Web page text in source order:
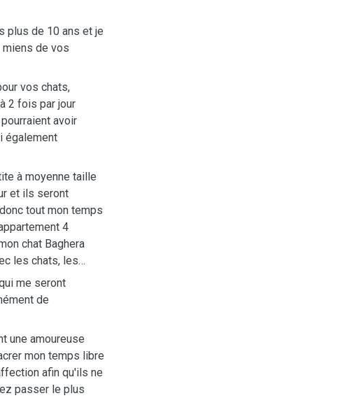
plus de 10 ans et je
miens de vos
vos chats,
2 fois par jour
avoir
également
à moyenne taille
et ils seront
tout mon temps
4
chat Baghera
les chats, les
me seront
de
une amoureuse
mon temps libre
afin qu'ils ne
passer le plus